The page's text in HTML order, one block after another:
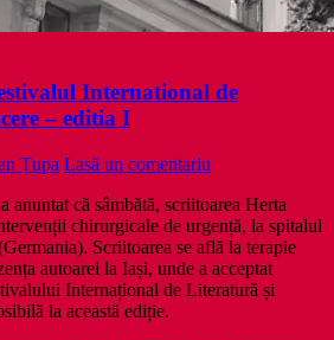
International de
– editia I
Țupa Lasă un comentariu
că sâmbătă, scriitoarea Herta
chirurgicale de urgență, la spitalul
Scriitoarea se află la terapie
autoarei la Iași, unde a acceptat
Internațional de Literatură și
la această ediție.